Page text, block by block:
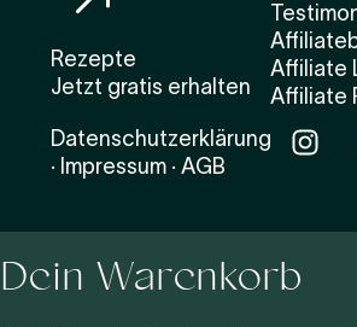
Rezepte
Jetzt gratis erhalten
Affiliate
Affiliate
Datenschutzerklärung
· Impressum · AGB
Dein Warenkorb